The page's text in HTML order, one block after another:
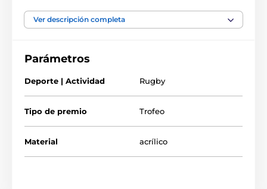
Ver descripción completa
Parámetros
Deporte | Actividad Rugby
Tipo de premio Trofeo
Material acrílico